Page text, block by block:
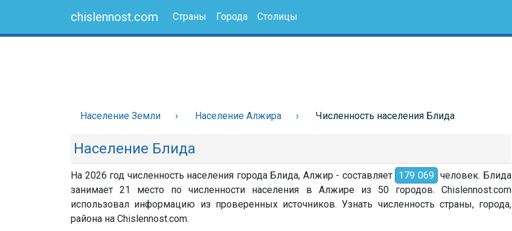
chislennost.com Страны Города Столицы
Население Земли Население Алжира Численность населения Блида
Население Блида
На 2026 год численность населения города Блида, Алжир - составляет 179 069 человек. Блида
занимает 21 место по численности населения в Алжире из 50 городов. Chislennost.com
использовал информацию из проверенных источников. Узнать численность страны, города,
района на Chislennost.com.